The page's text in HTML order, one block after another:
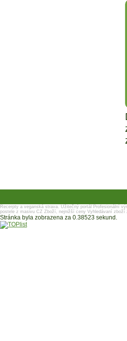
Recerpty a veganská strava. Užitečný portál Profesionální
postele z masivu CZ Zboží, nejnižší ceny Vyhledávaní zboží
Stránka byla zobrazena za 0.38523 sekund.